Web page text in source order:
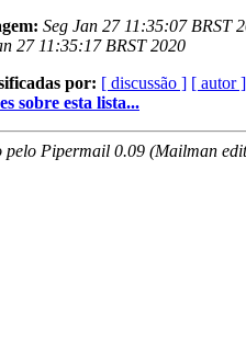
Seg Jan 27 11:35:07 BRST
27 11:35:17 BRST 2020
por: [ discussão ] [ autor ]
sobre esta lista...
pelo Pipermail 0.09 (Mailman